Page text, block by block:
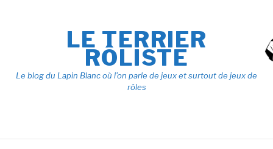
LE TERRIER
RÔLISTE
Le blog du Lapin Blanc où l'on parle de jeux et surtout de jeux de
rôles